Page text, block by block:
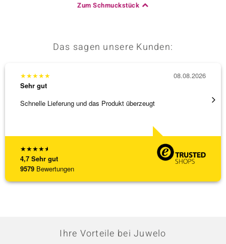
Zum Schmuckstück
Das sagen unsere Kunden:
★★★★★
4,7 Sehr gut
9579 Bewertungen
★★★★★
Sehr gut
Schnelle Lieferung und das Produkt überzeugt
08.08.2026
Ihre Vorteile bei Juwelo